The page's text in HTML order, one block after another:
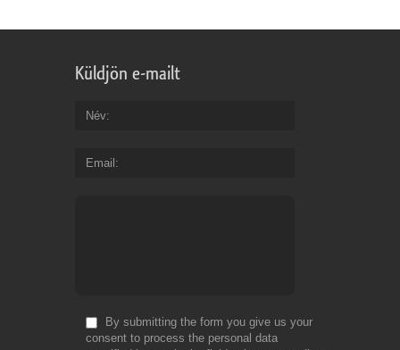
Küldjön e-mailt
Név
Email
By submitting the form you give us your
consent to process the personal data